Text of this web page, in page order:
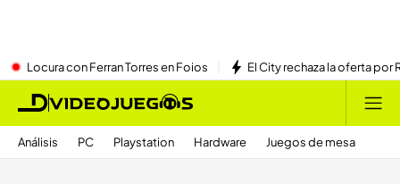
Locura con Ferran Torres en Foios El City rechaza la oferta por
Análisis PC Playstation Hardware Juegos de mesa